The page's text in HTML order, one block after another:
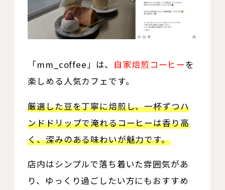
「mm_coffee」は、 自家焙煎コーヒーを
楽しめる人気カフェです。
厳選した豆を丁寧に焙煎し、一杯ずつハ
ンドドリップで淹れるコーヒーは香り高
く、深みのある味わいが魅力です。
店内はシンプルで落ち着いた雰囲気があ
り、ゆっくり過ごしたい方にもおすすめ